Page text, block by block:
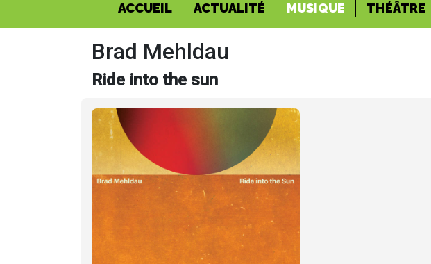
ACCUEIL(CURRENT)
ACTUALITÉ MUSIQUE THÉÂTRE
Brad Mehldau
Ride into the sun